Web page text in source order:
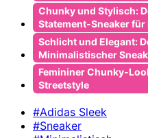
Chunky und Stylisch:
Statement-Sneaker für
Schlicht und Elegant:
Minimalistischer
Femininer Chunky-
Streetstyle
#Adidas Sleek
#Sneaker